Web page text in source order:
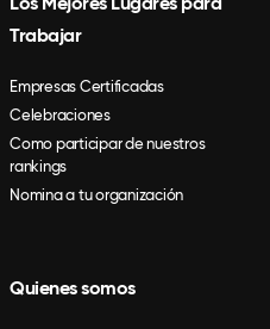
Trabajar
Empresas Certificadas
Celebraciones
Como participar de nuestros
rankings
Nomina a tu organización
Quienes somos